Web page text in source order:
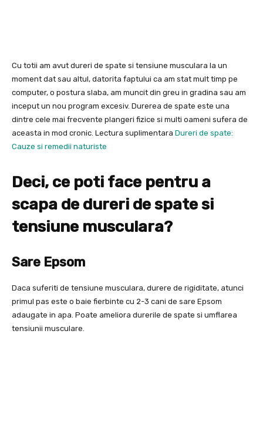
Cu totii am avut dureri de spate si tensiune musculara la un
moment dat sau altul, datorita faptului ca am stat mult timp pe
computer, o postura slaba, am muncit din greu in gradina sau am
inceput un nou program excesiv. Durerea de spate este una
dintre cele mai frecvente plangeri fizice si multi oameni sufera de
aceasta in mod cronic. Lectura suplimentara Dureri de spate:
Cauze si remedii naturiste
Deci, ce poti face pentru a
scapa de dureri de spate si
tensiune musculara?
Sare Epsom
Daca suferiti de tensiune musculara, durere de rigiditate, atunci
primul pas este o baie fierbinte cu 2-3 cani de sare Epsom
adaugate in apa. Poate ameliora durerile de spate si umflarea
tensiunii musculare.